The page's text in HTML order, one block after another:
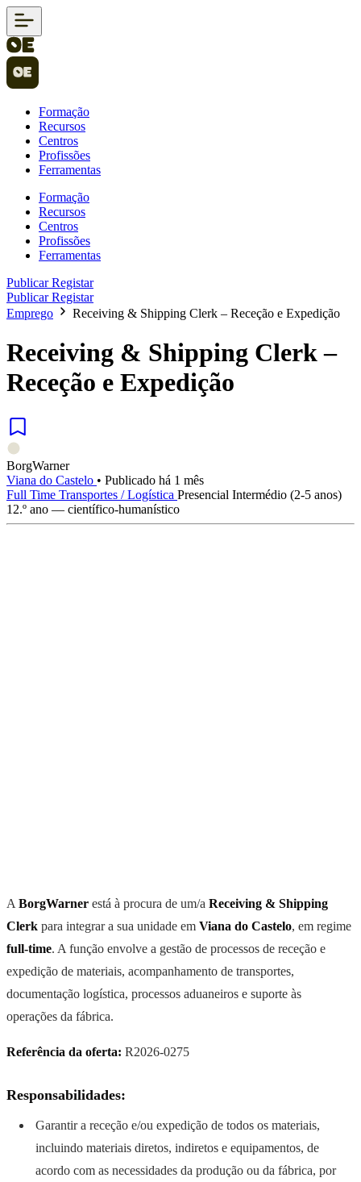
Formação
Recursos
Centros
Profissões
Ferramentas
Formação
Recursos
Centros
Profissões
Ferramentas
PublicarRegistar
PublicarRegistar
Emprego
Receiving & Shipping Clerk – Receção e Expedição
Receiving & Shipping Clerk –
Receção e Expedição
BorgWarner
Viana do Castelo • Publicado há 1 mês
Full Time Transportes / Logística Presencial Intermédio (2-5 anos)
12.º ano — científico-humanístico
A BorgWarner está à procura de um/a Receiving & Shipping
Clerk para integrar a sua unidade em Viana do Castelo, em regime
full-time. A função envolve a gestão de processos de receção e
expedição de materiais, acompanhamento de transportes,
documentação logística, processos aduaneiros e suporte às
operações da fábrica.
Referência da oferta: R2026-0275
Responsabilidades:
Garantir a receção e/ou expedição de todos os materiais,
incluindo materiais diretos, indiretos e equipamentos, de
acordo com as necessidades da produção ou da fábrica, por